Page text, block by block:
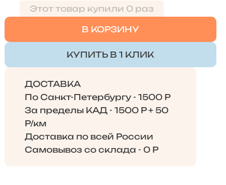
Этот товар купили 0 раз
В КОРЗИНУ
КУПИТЬ В 1 КЛИК
ДОСТАВКА
По Санкт-Петербургу - 1500 Р
За пределы КАД - 1500 Р + 50
Р/км
Доставка по всей России
Самовывоз со склада - 0 Р